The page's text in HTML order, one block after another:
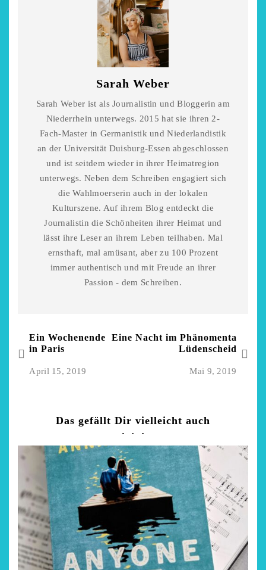
Sarah Weber
Sarah Weber ist als Journalistin und Bloggerin am
Niederrhein unterwegs. 2015 hat sie ihren 2-
Fach-Master in Germanistik und Niederlandistik
an der Universität Duisburg-Essen abgeschlossen
und ist seitdem wieder in ihrer Heimatregion
unterwegs. Neben dem Schreiben engagiert sich
die Wahlmoerserin auch in der lokalen
Kulturszene. Auf ihrem Blog entdeckt die
Journalistin die Schönheiten ihrer Heimat und
lässt ihre Leser an ihrem Leben teilhaben. Mal
ernsthaft, mal amüsant, aber zu 100 Prozent
immer authentisch und mit Freude an ihrer
Passion - dem Schreiben.
Ein Wochenende
in Paris
April 15, 2019
Eine Nacht im Phänomenta
Lüdenscheid
Mai 9, 2019
Das gefällt Dir vielleicht auch